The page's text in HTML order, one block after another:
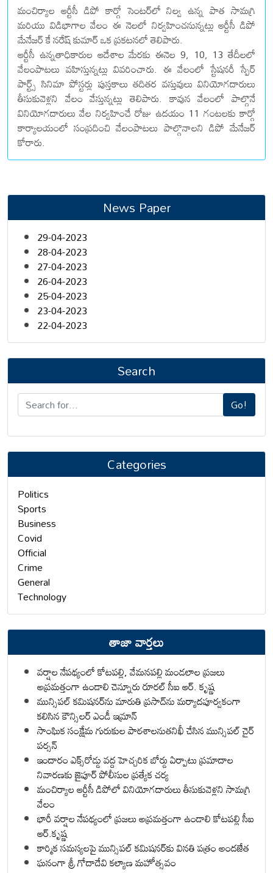
మంచిర్యాల ఆర్టీసీ డిపో కార్గో సెంటర్‌లో నిల్వ ఉన్న పాత సామగ్రి
మరియు విడిభాగాల వేలం ఈ నెలలో నిర్వహించనున్నట్లు ఆర్టీసీ డిపో
మేనేజర్ కే నరేష్ కుమార్ ఒక ప్రకటనలో తెలిపారు.
ఆర్టీసీ ఉన్నతాధికారుల ఆదేశాల మేరకు ఈనెల 9, 10, 13 తేదీలలో
వేలంపాటలు వహిస్తున్నట్లు వివరించారు. ఈ వేలంలో స్టేషనరీ స్పేర్
పార్ట్స్ సినిమా పోస్టర్లు పుస్తకాలు తదితర వస్తువులు వినియోగదారులు
తీసుకువెళ్లని వేలం వేస్తున్నట్లు తెలిపారు. కావున వేలంలో పాల్గొనే
వినియోగదారులు వేల నిర్వహించే రోజు ఉదయం 11 గంటలకు కార్గో
కార్యాలయంలో సంప్రదించి వేలంపాటలు పాల్గొనాలని డిపో మేనేజర్
కోరారు.
News Paper
29-04-2023
28-04-2023
27-04-2023
26-04-2023
25-04-2023
23-04-2023
22-04-2023
Search
Go!
Categories
Politics
Sports
Business
Covid
Official
Crime
General
Technology
తాజా వార్తలు
వర్షాల నేపథ్యంలో కోటపల్లి, వేమనపల్లి మండలాల ప్రజలు
అప్రమత్తంగా ఉండాలి చెన్నూరు రూరల్ సీఐ ఆర్. కృష్ణ
మున్సిపల్ కమిషనర్‌ను మారుతి ప్రసాద్‌ను మర్యాదపూర్వకంగా
కలిసిన కౌన్సిలర్ ఎండీ ఇమ్రాన్ ​
సాంఘిక సంక్షేమ గురుకుల పాఠశాలనుతనిఖీ చేసిన మున్సిపల్ చైర్
పర్సన్
ఇందారం ఎక్స్‌రోడ్డు వద్ద హెచ్చరిక బోర్డు ఏర్పాటు ప్రమాదాల
నివారణకు జైపూర్ పోలీసుల ప్రత్యేక చర్య
మంచిర్యాల ఆర్టీసీ డిపోలో వినియోగదారులు తీసుకువెళ్లని సామగ్రి
వేలం
భారీ వర్షాల నేపథ్యంలో ప్రజలు అప్రమత్తంగా ఉండాలి కోటపల్లి సీఐ
ఆర్.కృష్ణ
కార్మిక సమస్యలపై మున్సిపల్ కమిషనర్‌కు వినతి పత్రం అందజేత
ఘనంగా శ్రీ గోదాదేవి కల్యాణ మహోత్సవం